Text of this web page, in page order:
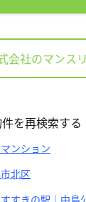
会社のマンス
を再検索する
ンション
北区
すすきの駅 中島